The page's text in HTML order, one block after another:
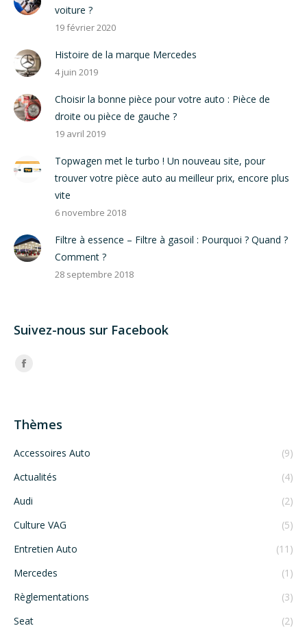
voiture ?
19 février 2020
Histoire de la marque Mercedes
4 juin 2019
Choisir la bonne pièce pour votre auto : Pièce de
droite ou pièce de gauche ?
19 avril 2019
Topwagen met le turbo ! Un nouveau site, pour
trouver votre pièce auto au meilleur prix, encore plus
vite
6 novembre 2018
Filtre à essence – Filtre à gasoil : Pourquoi ? Quand ?
Comment ?
28 septembre 2018
Suivez-nous sur Facebook
Trouvez nous sur :
Facebook
Thèmes
Accessoires Auto
(9)
Actualités
(4)
Audi
(2)
Culture VAG
(5)
Entretien Auto
(11)
Mercedes
(1)
Règlementations
(3)
Seat
(2)